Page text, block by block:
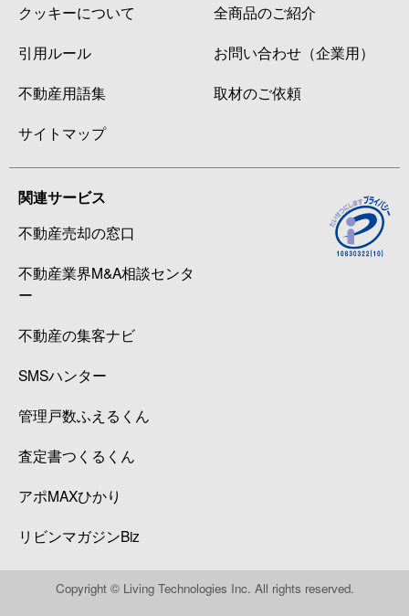
クッキーについて
引用ルール
不動産用語集
サイトマップ
全商品のご紹介
お問い合わせ（企業用）
取材のご依頼
関連サービス
不動産売却の窓口
不動産業界M&A相談センタ
ー
不動産の集客ナビ
SMSハンター
管理戸数ふえるくん
査定書つくるくん
アポMAXひかり
リビンマガジンBiz
Copyright © Living Technologies Inc. All rights reserved.